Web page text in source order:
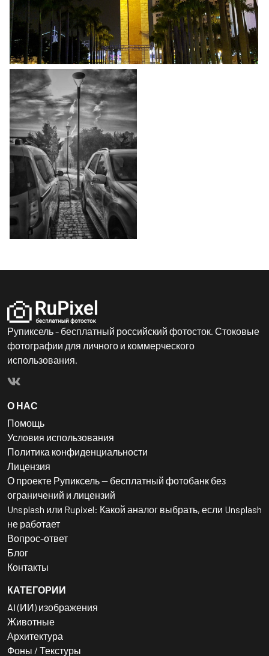
Рупиксель - бесплатный российский фотосток. Стоковые
фотографии для личного и коммерческого
использования.
О НАС
Помощь
Условия использования
Политика конфиденциальности
Лицензия
О проекте Рупиксель — бесплатный фотобанк без
ограничений и лицензий
Unsplash или Rupixel: Какой аналог выбрать, если Unsplash
не работает
Вопрос-ответ
Блог
Контакты
КАТЕГОРИИ
AI (ИИ) изображения
Животные
Архитектура
Фоны / Текстуры